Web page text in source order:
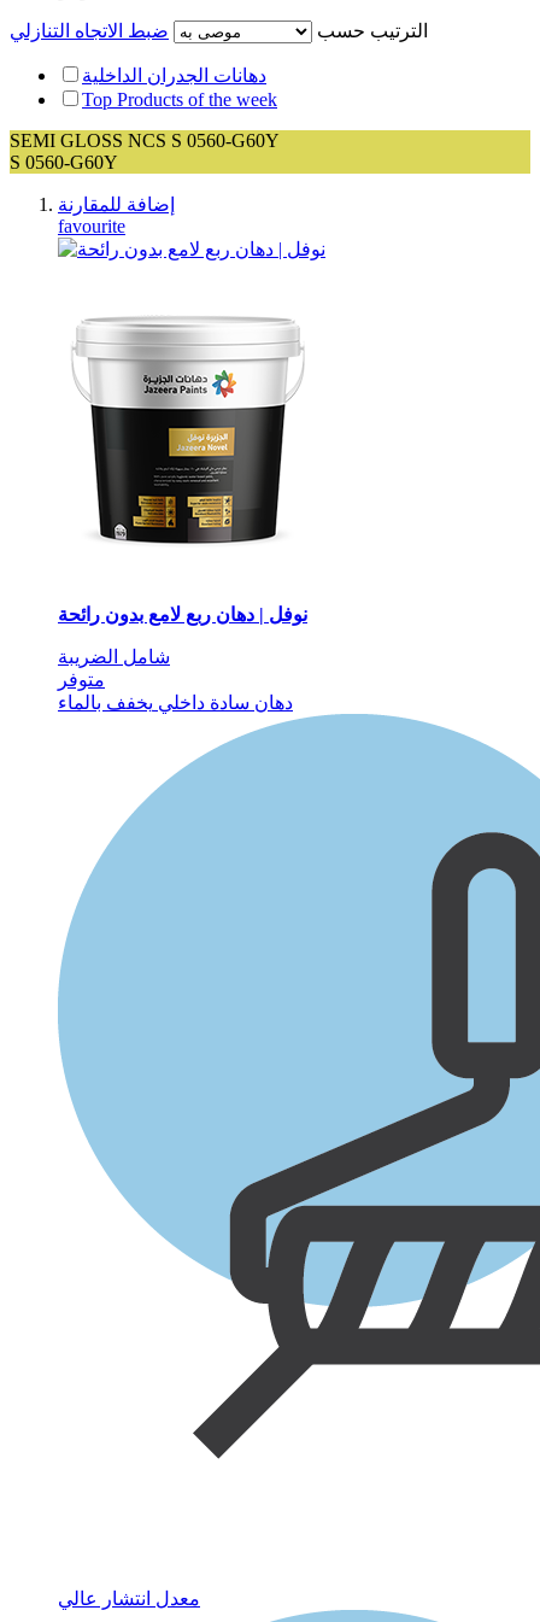
الترتيب حسب ضبط الاتجاه التنازلي
دهانات الجدران الداخلية
Top Products of the week
SEMI GLOSS NCS S 0560-G60Y
S 0560-G60Y
إضافة للمقارنة
favourite
نوفل | دهان ربع لامع بدون رائحة
شامل الضريبة
متوفر
دهان سادة داخلي يخفف بالماء
معدل انتشار عالي